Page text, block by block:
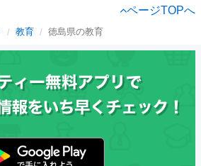
ページTOPへ
教育 徳島県の教育